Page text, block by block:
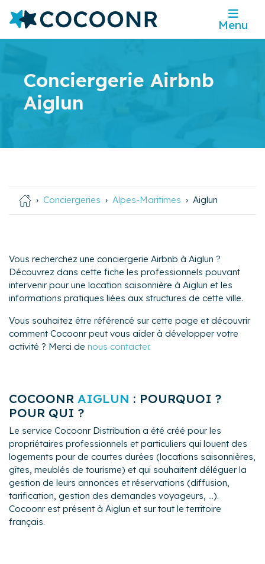
Menu
Conciergerie Airbnb
Aiglun
Conciergeries Alpes-Maritimes Aiglun
Vous recherchez une conciergerie Airbnb à Aiglun ?
Découvrez dans cette fiche les professionnels pouvant
intervenir pour une location saisonnière à Aiglun et les
informations pratiques liées aux structures de cette ville.
Vous souhaitez être référencé sur cette page et découvrir
comment Cocoonr peut vous aider à développer votre
activité ? Merci de nous contacter.
COCOONR AIGLUN : POURQUOI ?
POUR QUI ?
Le service Cocoonr Distribution a été créé pour les
propriétaires professionnels et particuliers qui louent des
logements pour de courtes durées (locations saisonnières,
gîtes, meublés de tourisme) et qui souhaitent déléguer la
gestion de leurs annonces et réservations (diffusion,
tarification, gestion des demandes voyageurs, ...).
Cocoonr est présent à Aiglun et sur tout le territoire
français.